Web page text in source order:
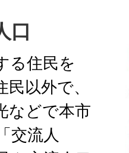
口
る住民を
民以外で、
などで本市
交流人